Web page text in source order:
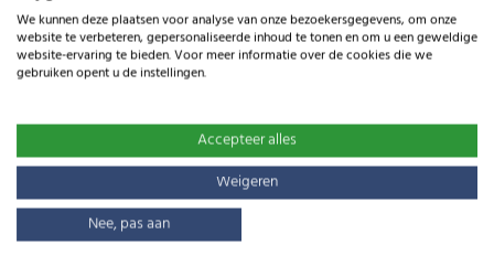
In winkelwagen
€ 1,82
We kunnen deze plaatsen voor analyse van onze bezoekersgegevens, om onze
website te verbeteren, gepersonaliseerde inhoud te tonen en om u een geweldige
website-ervaring te bieden. Voor meer informatie over de cookies die we
gebruiken opent u de instellingen.
Accepteer alles
Weigeren
Nee, pas aan